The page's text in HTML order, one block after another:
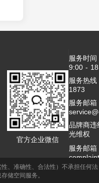
官方企业微信
服务时
9:00 -
服务热
1873
服务邮箱
品牌商违
光维权
服务邮箱
客服QQ
、准确性、合法性）不承担任何法
储空间服务。